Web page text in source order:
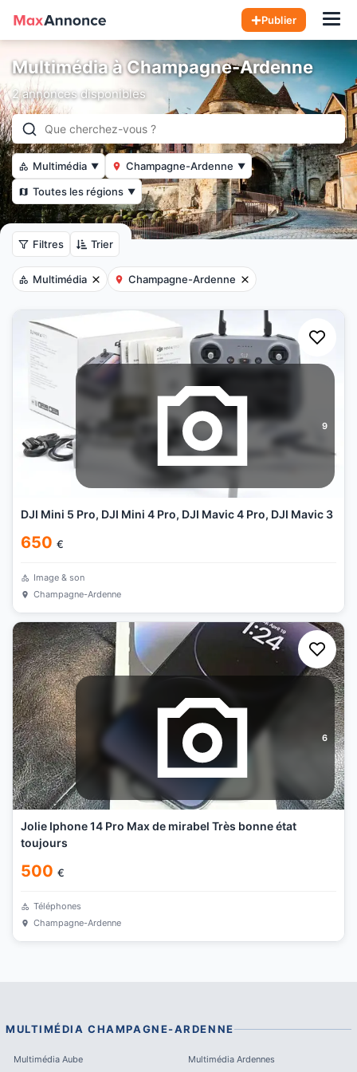
Publier
Multimédia à Champagne-Ardenne
2 annonces disponibles
Multimédia ▼ Champagne-Ardenne ▼
Toutes les régions ▼
Filtres Trier
Multimédia Champagne-Ardenne
9
DJI Mini 5 Pro, DJI Mini 4 Pro, DJI Mavic 4 Pro, DJI Mavic 3
650 €
Image & son
Champagne-Ardenne
6
Jolie Iphone 14 Pro Max de mirabel Très bonne état
toujours
500 €
Téléphones
Champagne-Ardenne
MULTIMÉDIA CHAMPAGNE-ARDENNE
Multimédia Aube Multimédia Ardennes